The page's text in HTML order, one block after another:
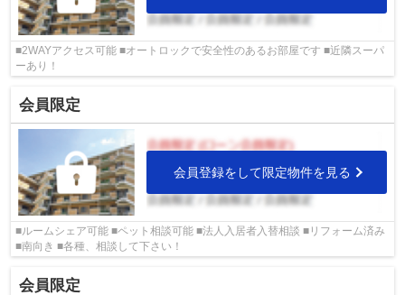
■2WAYアクセス可能 ■オートロックで安全性のあるお部屋です ■近隣スーパ
ーあり！
会員限定
会員登録をして限定物件を見る
■ルームシェア可能 ■ペット相談可能 ■法人入居者入替相談 ■リフォーム済み
■南向き ■各種、相談して下さい！
会員限定